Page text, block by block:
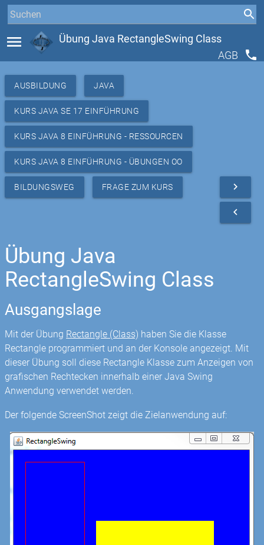
menu
Übung Java RectangleSwing Class
AGB
phone
AUSBILDUNG JAVA
KURS JAVA SE 17 EINFÜHRUNG
KURS JAVA 8 EINFÜHRUNG - RESSOURCEN
KURS JAVA 8 EINFÜHRUNG - ÜBUNGEN OO
BILDUNGSWEG FRAGE ZUM KURS navigate_next
navigate_before
Übung Java
RectangleSwing Class
Ausgangslage
Mit der Übung Rectangle (Class) haben Sie die Klasse
Rectangle programmiert und an der Konsole angezeigt. Mit
dieser Übung soll diese Rectangle Klasse zum Anzeigen von
grafischen Rechtecken innerhalb einer Java Swing
Anwendung verwendet werden.
Der folgende ScreenShot zeigt die Zielanwendung auf: